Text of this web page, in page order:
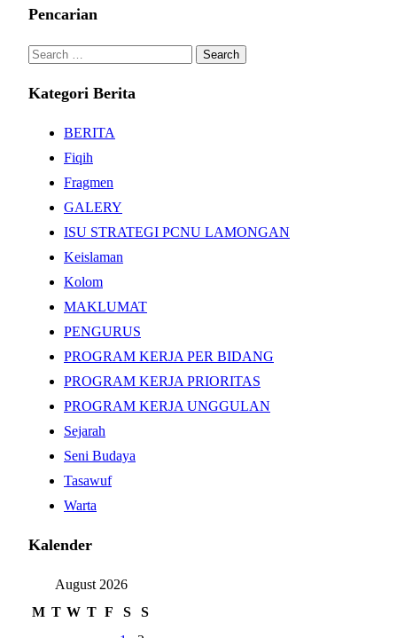
Pencarian
Search
Kategori Berita
BERITA
Fiqih
Fragmen
GALERY
ISU STRATEGI PCNU LAMONGAN
Keislaman
Kolom
MAKLUMAT
PENGURUS
PROGRAM KERJA PER BIDANG
PROGRAM KERJA PRIORITAS
PROGRAM KERJA UNGGULAN
Sejarah
Seni Budaya
Tasawuf
Warta
Kalender
August 2026
M T W T F S
S